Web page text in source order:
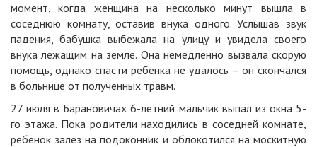
момент, когда женщина на несколько минут вышла в
соседнюю комнату, оставив внука одного. Услышав звук
падения, бабушка выбежала на улицу и увидела своего
внука лежащим на земле. Она немедленно вызвала скорую
помощь, однако спасти ребенка не удалось – он скончался
в больнице от полученных травм.
27 июля в Барановичах 6-летний мальчик выпал из окна 5-
го этажа. Пока родители находились в соседней комнате,
ребенок залез на подоконник и облокотился на москитную